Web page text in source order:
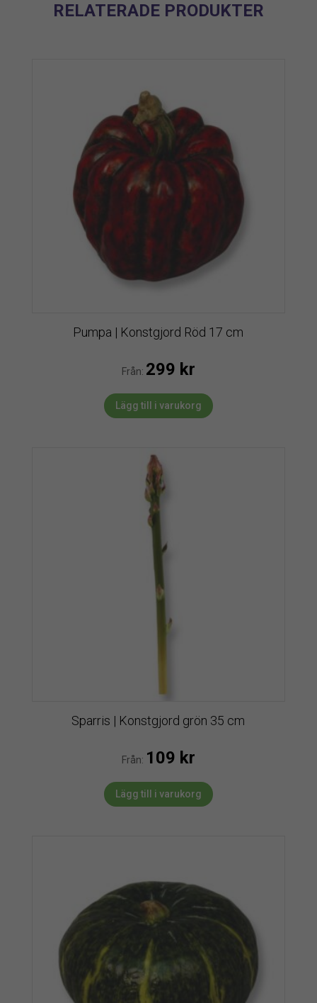
RELATERADE PRODUKTER
Pumpa | Konstgjord Röd 17 cm
Från: 299 kr
Lägg till i varukorg
Sparris | Konstgjord grön 35 cm
Från: 109 kr
Lägg till i varukorg